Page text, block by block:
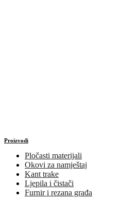
Proizvodi
Pločasti materijali
Okovi za namještaj
Kant trake
Ljepila i čistači
Furnir i rezana građa